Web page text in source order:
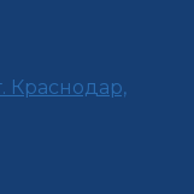
Краснодар,